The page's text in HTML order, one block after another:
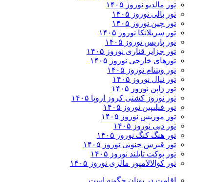
تور مالدیو نوروز ۱۴۰۵
تور بالی نوروز ۱۴۰۵
تور چين نوروز ۱۴۰۵
تور سریلانکا نوروز ۱۴۰۵
تور پاریس نوروز ۱۴۰۵
تور جزایر قناری نوروز ۱۴۰۵
تورهای خارجی نوروز ۱۴۰۵
تور ویتنام نوروز ۱۴۰۵
تور نپال نوروز ۱۴۰۵
تور ژاپن نوروز ۱۴۰۵
تور نوروز کشتی کروز اروپا ۱۴۰۵
تور فیلیپین نوروز ۱۴۰۵
تور موریس نوروز ۱۴۰۵
تور دبی نوروز ۱۴۰۵
تور هنگ کنگ نوروز ۱۴۰۵
تور قبرس جنوبی نوروز ۱۴۰۵
تور پوکت تایلند نوروز ۱۴۰۵
تور کوالالامپور مالزی نوروز ۱۴۰۵